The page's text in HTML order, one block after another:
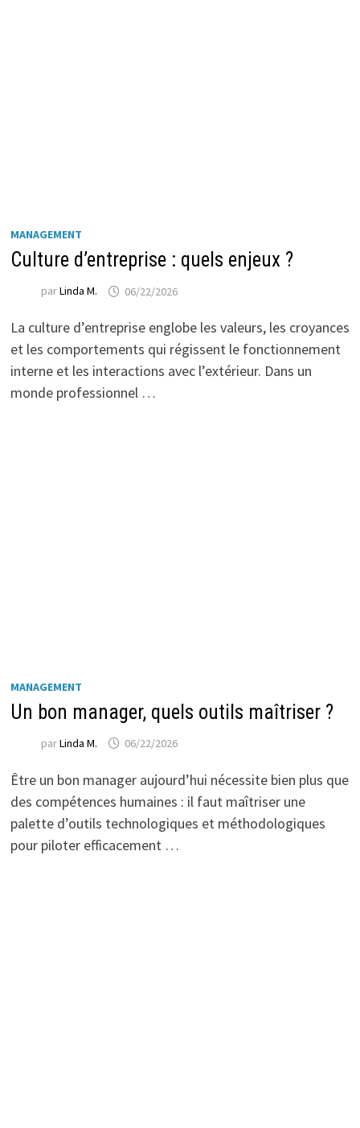
MANAGEMENT
Culture d’entreprise : quels enjeux ?
parLinda M. 06/22/2026
La culture d’entreprise englobe les valeurs, les croyances
et les comportements qui régissent le fonctionnement
interne et les interactions avec l’extérieur. Dans un
monde professionnel …
MANAGEMENT
Un bon manager, quels outils maîtriser ?
parLinda M. 06/22/2026
Être un bon manager aujourd’hui nécessite bien plus que
des compétences humaines : il faut maîtriser une
palette d’outils technologiques et méthodologiques
pour piloter efficacement …